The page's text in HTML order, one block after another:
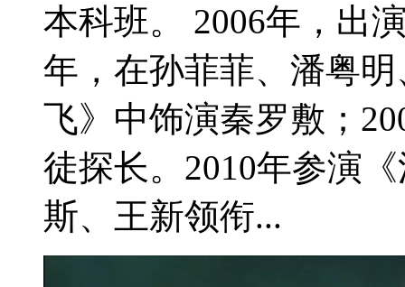
本科班。 2006年，出
年，在孙菲菲、潘粤
飞》中饰演秦罗敷；
徒探长。2010年参演
斯、王新领衔...